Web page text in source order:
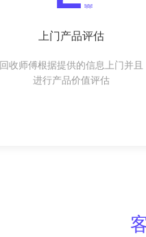
上门产品评估
回收师傅根据提供的信息上门并且
进行产品价值评估